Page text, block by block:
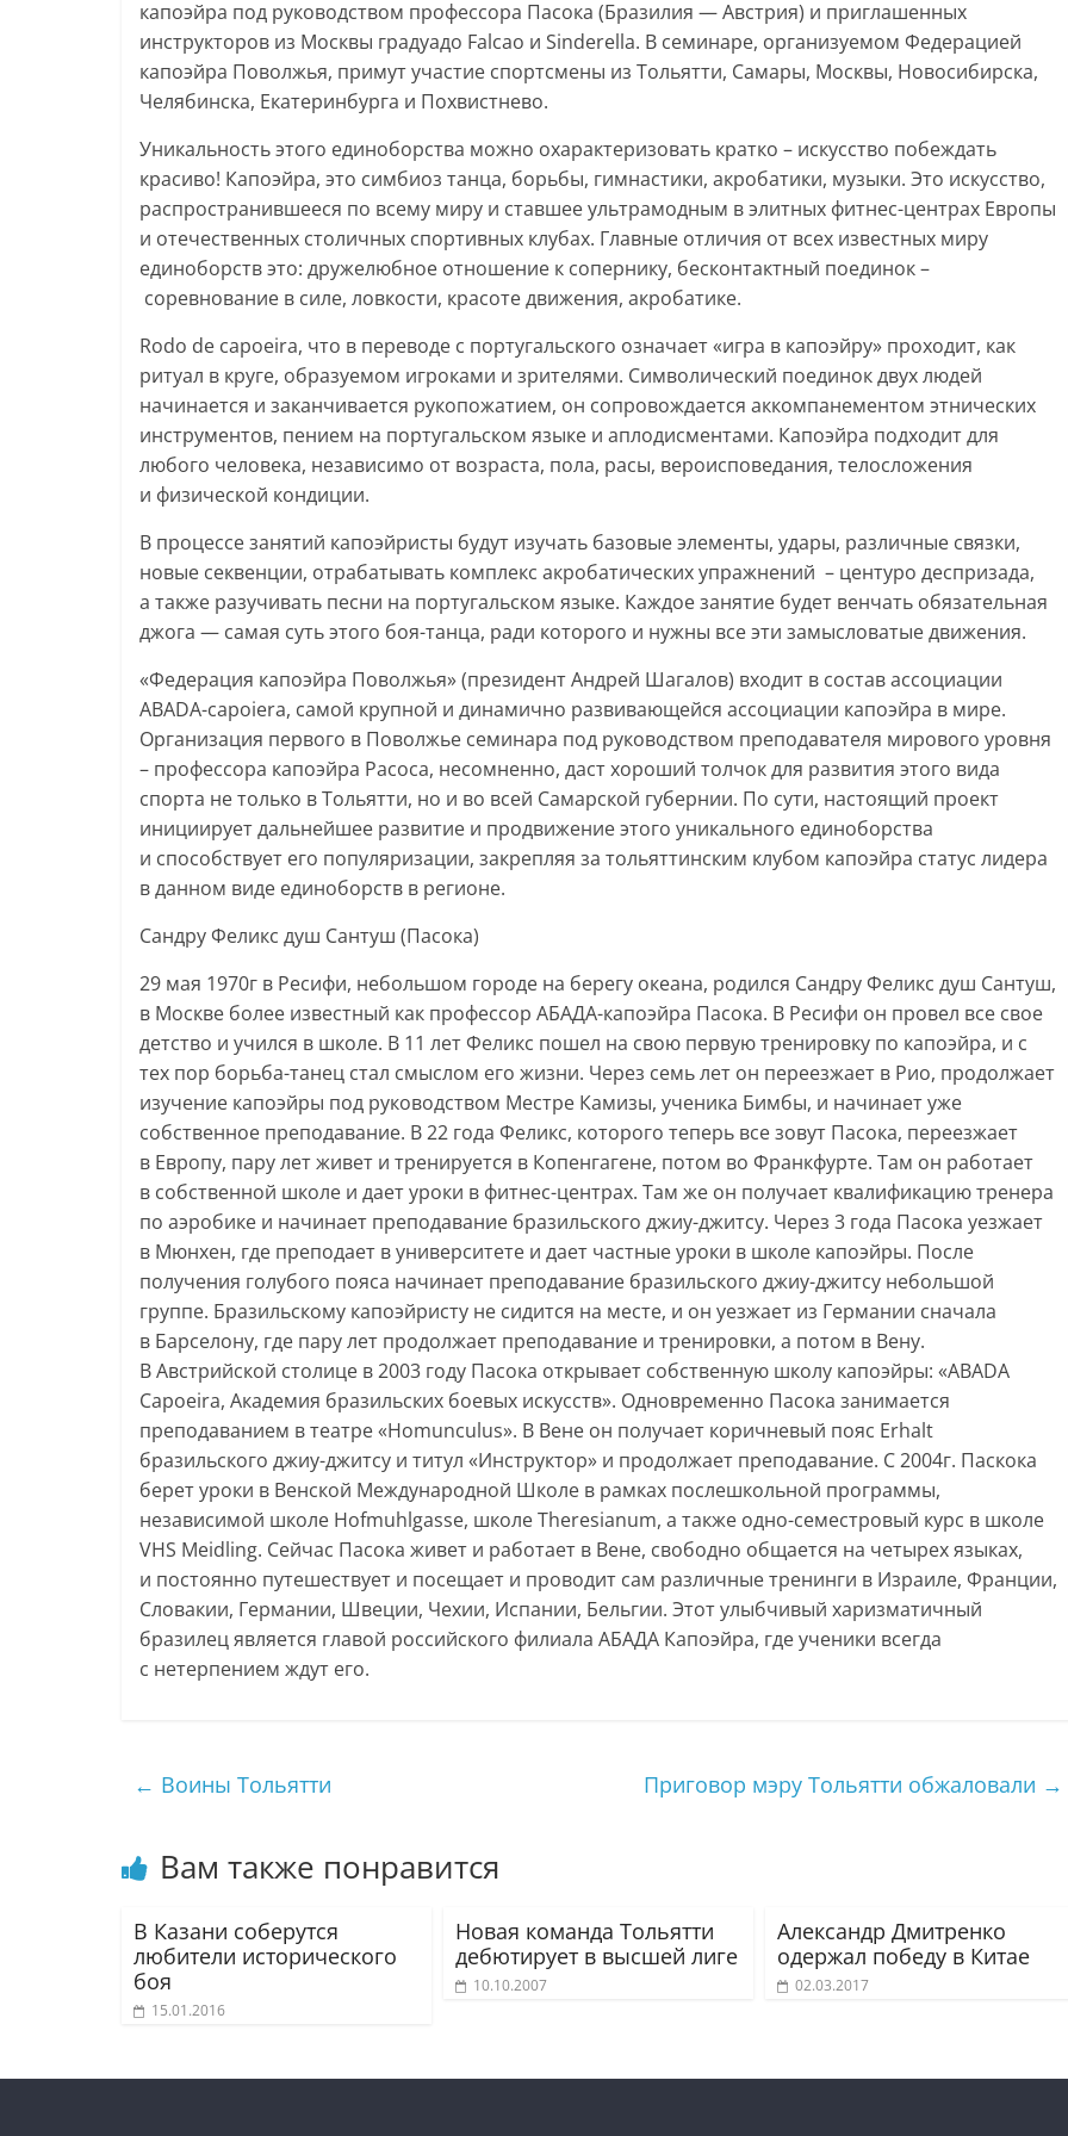
капоэйра под руководством профессора Пасока (Бразилия — Австрия) и приглашенных
инструкторов из Москвы градуадо Falcao и Sinderella. В семинаре, организуемом Федерацией
капоэйра Поволжья, примут участие спортсмены из Тольятти, Самары, Москвы, Новосибирска,
Челябинска, Екатеринбурга и Похвистнево.
Уникальность этого единоборства можно охарактеризовать кратко – искусство побеждать
красиво! Капоэйра, это симбиоз танца, борьбы, гимнастики, акробатики, музыки. Это искусство,
распространившееся по всему миру и ставшее ультрамодным в элитных фитнес-центрах Европы
и отечественных столичных спортивных клубах. Главные отличия от всех известных миру
единоборств это: дружелюбное отношение к сопернику, бесконтактный поединок –
соревнование в силе, ловкости, красоте движения, акробатике.
Rodo de capoeira, что в переводе с португальского означает «игра в капоэйру» проходит, как
ритуал в круге, образуемом игроками и зрителями. Символический поединок двух людей
начинается и заканчивается рукопожатием, он сопровождается аккомпанементом этнических
инструментов, пением на португальском языке и аплодисментами. Капоэйра подходит для
любого человека, независимо от возраста, пола, расы, вероисповедания, телосложения
и физической кондиции.
В процессе занятий капоэйристы будут изучать базовые элементы, удары, различные связки,
новые секвенции, отрабатывать комплекс акробатических упражнений – центуро деспризада,
а также разучивать песни на португальском языке. Каждое занятие будет венчать обязательная
джога — самая суть этого боя-танца, ради которого и нужны все эти замысловатые движения.
«Федерация капоэйра Поволжья» (президент Андрей Шагалов) входит в состав ассоциации
ABADA-capoiera, самой крупной и динамично развивающейся ассоциации капоэйра в мире.
Организация первого в Поволжье семинара под руководством преподавателя мирового уровня
– профессора капоэйра Pacoca, несомненно, даст хороший толчок для развития этого вида
спорта не только в Тольятти, но и во всей Самарской губернии. По сути, настоящий проект
инициирует дальнейшее развитие и продвижение этого уникального единоборства
и способствует его популяризации, закрепляя за тольяттинским клубом капоэйра статус лидера
в данном виде единоборств в регионе.
Сандру Феликс душ Сантуш (Пасока)
29 мая 1970г в Ресифи, небольшом городе на берегу океана, родился Сандру Феликс душ Сантуш,
в Москве более известный как профессор АБАДА-капоэйра Пасока. В Ресифи он провел все свое
детство и учился в школе. В 11 лет Феликс пошел на свою первую тренировку по капоэйра, и с
тех пор борьба-танец стал смыслом его жизни. Через семь лет он переезжает в Рио, продолжает
изучение капоэйры под руководством Местре Камизы, ученика Бимбы, и начинает уже
собственное преподавание. В 22 года Феликс, которого теперь все зовут Пасока, переезжает
в Европу, пару лет живет и тренируется в Копенгагене, потом во Франкфурте. Там он работает
в собственной школе и дает уроки в фитнес-центрах. Там же он получает квалификацию тренера
по аэробике и начинает преподавание бразильского джиу-джитсу. Через 3 года Пасока уезжает
в Мюнхен, где преподает в университете и дает частные уроки в школе капоэйры. После
получения голубого пояса начинает преподавание бразильского джиу-джитсу небольшой
группе. Бразильскому капоэйристу не сидится на месте, и он уезжает из Германии сначала
в Барселону, где пару лет продолжает преподавание и тренировки, а потом в Вену.
В Австрийской столице в 2003 году Пасока открывает собственную школу капоэйры: «ABADA
Capoeira, Академия бразильских боевых искусств». Одновременно Пасока занимается
преподаванием в театре «Homunculus». В Вене он получает коричневый пояс Erhalt
бразильского джиу-джитсу и титул «Инструктор» и продолжает преподавание. С 2004г. Паскока
берет уроки в Венской Международной Школе в рамках послешкольной программы,
независимой школе Hofmuhlgasse, школе Theresianum, а также одно-семестровый курс в школе
VHS Meidling. Сейчас Пасока живет и работает в Вене, свободно общается на четырех языках,
и постоянно путешествует и посещает и проводит сам различные тренинги в Израиле, Франции,
Словакии, Германии, Швеции, Чехии, Испании, Бельгии. Этот улыбчивый харизматичный
бразилец является главой российского филиала АБАДА Капоэйра, где ученики всегда
с нетерпением ждут его.
← Воины Тольятти Приговор мэру Тольятти обжаловали →
Вам также понравится
В Казани соберутся
любители исторического
боя
15.01.2016
Новая команда Тольятти
дебютирует в высшей лиге
10.10.2007
Александр Дмитренко
одержал победу в Китае
02.03.2017